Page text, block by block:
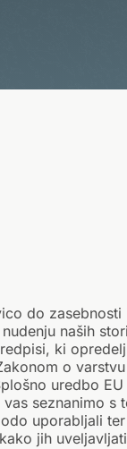
do
naših
ki
o
uredbo
seznanimo s
uporabljali
jih